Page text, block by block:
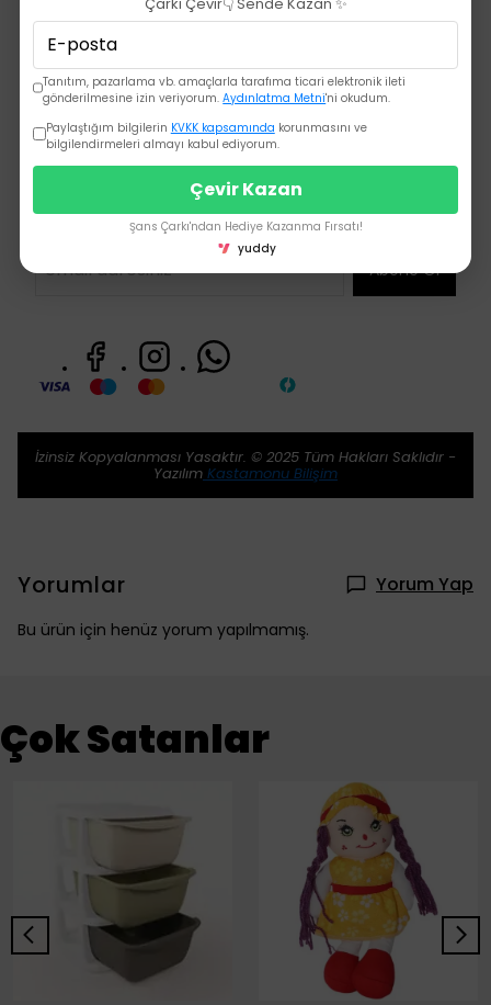
Sözleşmeler
Hızlı Erişim
Siparişler
Abonel Ol!
Kampanya ve sürprizlerden ilk sen haberdar ol!
Abone Ol
İzinsiz Kopyalanması Yasaktır. © 2025 Tüm Hakları Saklıdır -
Yazılım Kastamonu Bilişim
Yorumlar Yorum Yap
Bu ürün için henüz yorum yapılmamış.
Çok Satanlar
Tanıtım, pazarlama vb. amaçlarla tarafıma ticari elektronik ileti
gönderilmesine izin veriyorum.Aydınlatma Metni'ni okudum.
Paylaştığım bilgilerin KVKK kapsamında korunmasını ve
bilgilendirmeleri almayı kabul ediyorum.
Çevir Kazan
Şans Çarkı'ndan Hediye Kazanma Fırsatı!
yuddy